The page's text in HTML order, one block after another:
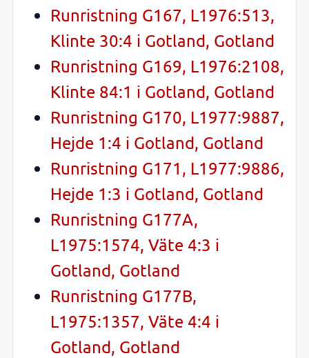
Runristning G167, L1976:513,
Klinte 30:4 i Gotland, Gotland
Runristning G169, L1976:2108,
Klinte 84:1 i Gotland, Gotland
Runristning G170, L1977:9887,
Hejde 1:4 i Gotland, Gotland
Runristning G171, L1977:9886,
Hejde 1:3 i Gotland, Gotland
Runristning G177A,
L1975:1574, Väte 4:3 i
Gotland, Gotland
Runristning G177B,
L1975:1357, Väte 4:4 i
Gotland, Gotland